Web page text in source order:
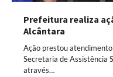
Prefeitura realiza
Alcântara
Ação prestou
Secretaria de Assistência
através…